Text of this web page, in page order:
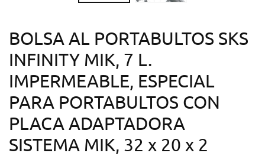
BOLSA AL PORTABULTOS SKS
INFINITY MIK, 7 L.
IMPERMEABLE, ESPECIAL
PARA PORTABULTOS CON
PLACA ADAPTADORA
SISTEMA MIK, 32 x 20 x 2